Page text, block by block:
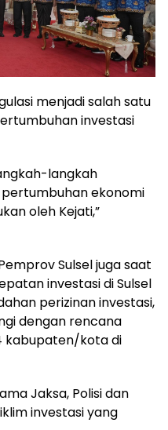
menjadi salah satu
investasi
langkah
ekonomi
oleh Kejati,”
Sulsel juga saat
investasi di Sulsel
perizinan investasi,
dengan rencana
kabupaten/kota di
Jaksa, Polisi dan
investasi yang